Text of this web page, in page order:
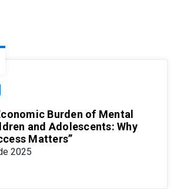
Burden of Mental
and Adolescents: Why
Matters”
2025